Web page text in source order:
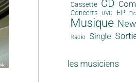
Cassette CD
Concerts DVD EP
Musique
Radio Single
les musiciens